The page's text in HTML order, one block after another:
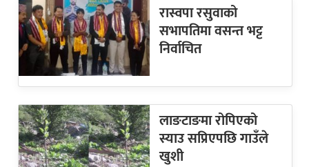
रास्वपा रसुवाको
सभापतिमा वसन्त भट्ट
निर्वाचित
लाङटाङमा रोपिएको
स्याउ सप्रिएपछि गाउँले
खुशी